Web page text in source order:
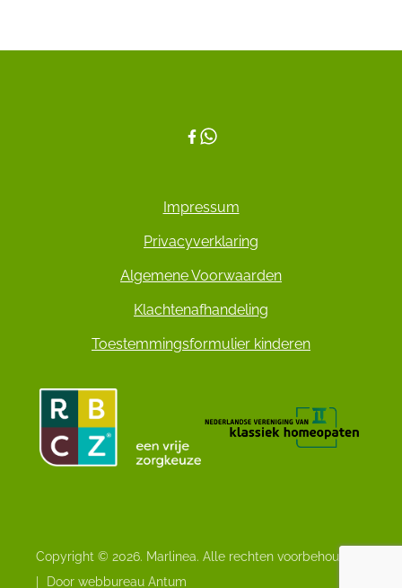
Impressum
Privacyverklaring
Algemene Voorwaarden
Klachtenafhandeling
Toestemmingsformulier kinderen
Copyright © 2026. Marlinea. Alle rechten voorbehouden
Door webbureau Antum